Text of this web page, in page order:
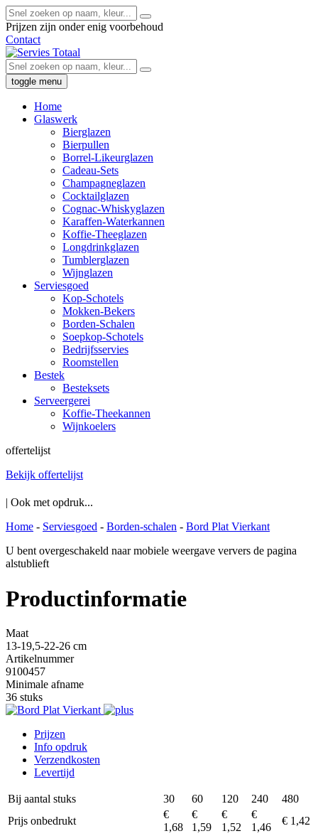
Prijzen zijn onder enig voorbehoud
Contact
toggle menu
Home
Glaswerk
Bierglazen
Bierpullen
Borrel-Likeurglazen
Cadeau-Sets
Champagneglazen
Cocktailglazen
Cognac-Whiskyglazen
Karaffen-Waterkannen
Koffie-Theeglazen
Longdrinkglazen
Tumblerglazen
Wijnglazen
Serviesgoed
Kop-Schotels
Mokken-Bekers
Borden-Schalen
Soepkop-Schotels
Bedrijfsservies
Roomstellen
Bestek
Besteksets
Serveergerei
Koffie-Theekannen
Wijnkoelers
offertelijst
Bekijk offertelijst
| Ook met opdruk...
Home - Serviesgoed - Borden-schalen - Bord Plat Vierkant
U bent overgeschakeld naar mobiele weergave ververs de pagina
alstublieft
Productinformatie
Maat
13-19,5-22-26 cm
Artikelnummer
9100457
Minimale afname
36 stuks
Prijzen
Info opdruk
Verzendkosten
Levertijd
Bij aantal stuks 30 60 120 240
480
Prijs onbedrukt
€
1,68
€
1,59
€
1,52
€
1,46
€ 1,42